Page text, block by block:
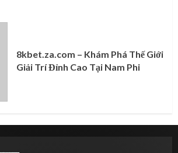
8kbet.za.com – Khám Phá Thế Giới
Giải Trí Đỉnh Cao Tại Nam Phi